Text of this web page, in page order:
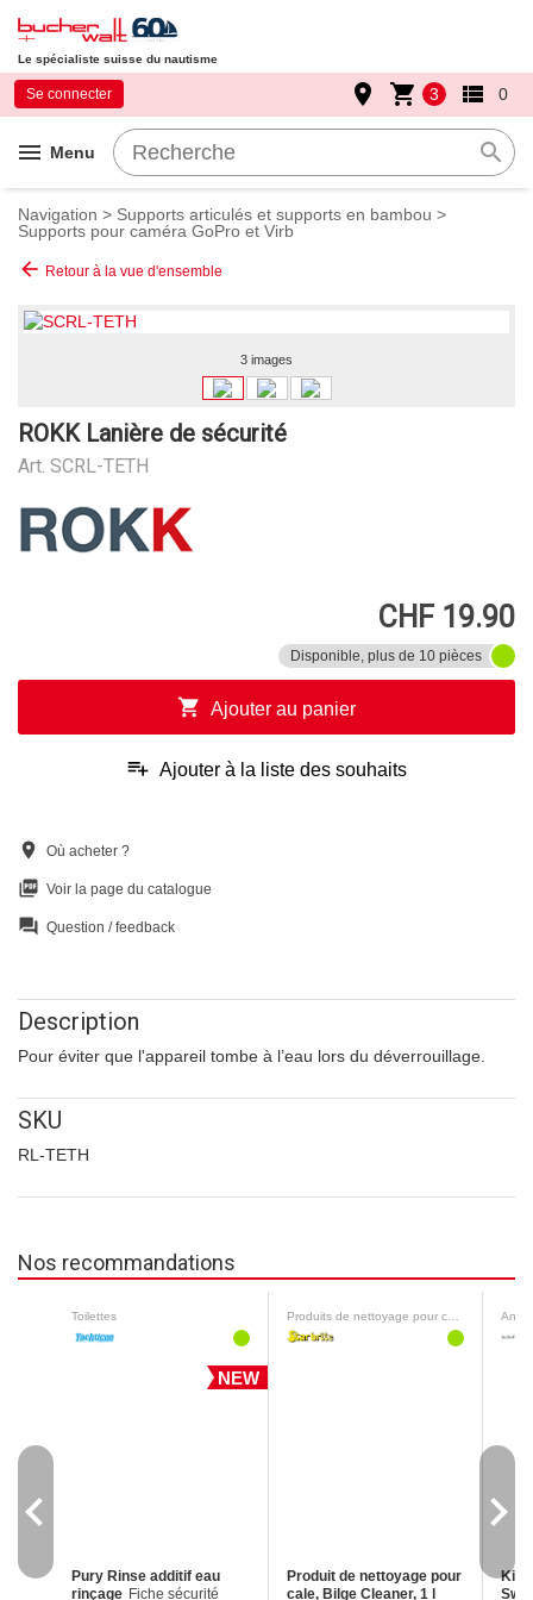
Le spécialiste suisse du nautisme
menu Menu search
Se connecter place shopping_cart 3 view_list 0
Navigation > Supports articulés et supports en bambou >
Supports pour caméra GoPro et Virb
arrow_back Retour à la vue d'ensemble
3 images
ROKK Lanière de sécurité
Art. SCRL-TETH
CHF 19.90
Disponible, plus de 10 pièces
shopping_cart Ajouter au panier
playlist_add Ajouter à la liste des souhaits
location_on Où acheter ?
picture_as_pdf Voir la page du catalogue
question_answer Question / feedback
Description
Pour éviter que l'appareil tombe à l’eau lors du déverrouillage.
SKU
RL-TETH
Nos recommandations
Toilettes
NEW
Pury Rinse additif eau
rinçage Fiche sécurité
Produit de nettoyage pour
cale, Bilge Cleaner, 1 l
Kit
navigate_before navigate_next